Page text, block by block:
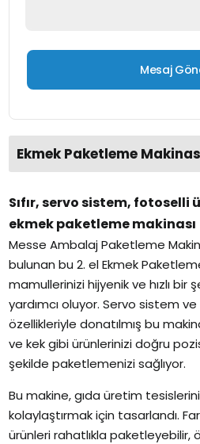
Ekmek Paketleme
Sıfır, servo sistem, fotoselli
ekmek paketleme makinası
Messe Ambalaj Paketleme
bulunan bu 2. el Ekmek
mamullerinizi hijyenik ve hızlı
yardımcı oluyor. Servo sistem
özellikleriyle donatılmış bu
ve kek gibi ürünlerinizi doğru
şekilde paketlemenizi sağlıyor.
Bu makine, gıda üretim
kolaylaştırmak için tasarlandı.
ürünleri rahatlıkla paketleyebilir,